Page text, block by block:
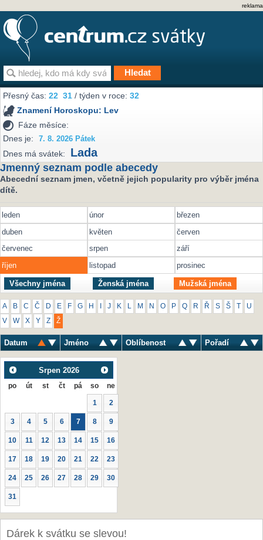
reklama
Přesný čas:22 31 / týden v roce:32
Znamení Horoskopu: Lev
Fáze měsíce:
Dnes je:
7. 8. 2026 Pátek
Dnes má svátek: Lada
Jmenný seznam podle abecedy
Abecední seznam jmen, včetně jejich popularity pro výběr jména
dítě.
leden únor
březen
duben
květen
červen
červenec
srpen
září
říjen
listopad prosinec
Všechny jména Ženská jména Mužská jména
A B C Č D E F G H J K M N O P Q R Ř S Š U
V W X Y Z Ž
Datum Jméno Oblíbenost Pořadí
Srpen 2026
po út st čt pá so ne
1 2
3 4 5 6 7 8 9
10 11 12 13 14 15 16
17 18 19 20 21 22 23
24 25 26 27 28 29 30
31
Dárek k svátku se slevou!